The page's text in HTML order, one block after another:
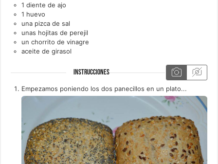
1 diente de ajo
1 huevo
una pizca de sal
unas hojitas de perejil
un chorrito de vinagre
aceite de girasol
INSTRUCCIONES
Empezamos poniendo los dos panecillos en un plato...